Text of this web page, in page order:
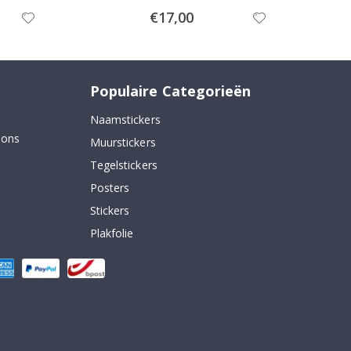
Special
Price
€17,00
Populaire Categorieën
Naamstickers
Muurstickers
Tegelstickers
Posters
Stickers
Plakfolie